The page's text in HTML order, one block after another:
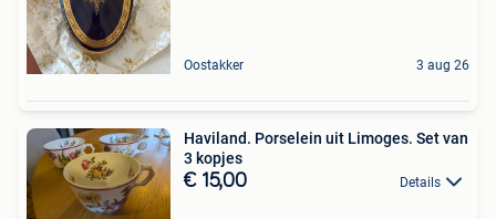
Oostakker 3 aug 26
Haviland. Porselein uit Limoges. Set van
3 kopjes
€ 15,00 Details